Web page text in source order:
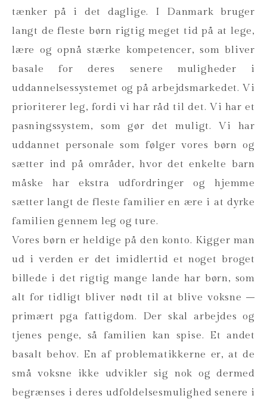
tænker på i det daglige. I Danmark bruger
langt de fleste børn rigtig meget tid på at lege,
lære og opnå stærke kompetencer, som bliver
basale for deres senere muligheder i
uddannelsessystemet og på arbejdsmarkedet. Vi
prioriterer leg, fordi vi har råd til det. Vi har et
pasningssystem, som gør det muligt. Vi har
uddannet personale som følger vores børn og
sætter ind på områder, hvor det enkelte barn
måske har ekstra udfordringer og hjemme
sætter langt de fleste familier en ære i at dyrke
familien gennem leg og ture.
Vores børn er heldige på den konto. Kigger man
ud i verden er det imidlertid et noget broget
billede i det rigtig mange lande har børn, som
alt for tidligt bliver nødt til at blive voksne –
primært pga fattigdom. Der skal arbejdes og
tjenes penge, så familien kan spise. Et andet
basalt behov. En af problematikkerne er, at de
små voksne ikke udvikler sig nok og dermed
begrænses i deres udfoldelsesmulighed senere i